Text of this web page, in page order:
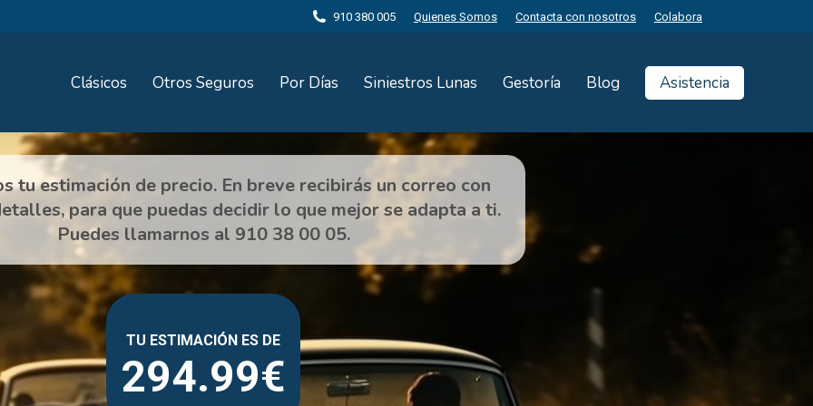
910 380 005 Quienes Somos Contacta con nosotros Colabora
Clásicos Otros Seguros Por Días Siniestros Lunas Gestoría Blog Asistencia
294.99